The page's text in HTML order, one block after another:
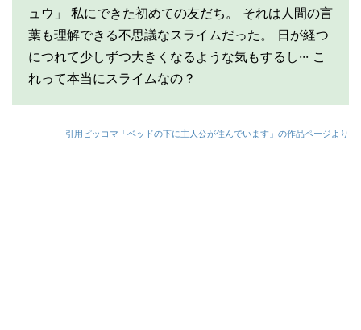
ュウ」 私にできた初めての友だち。 それは人間の言
葉も理解できる不思議なスライムだった。 日が経つ
につれて少しずつ大きくなるような気もするし··· こ
れって本当にスライムなの？
引 用 ピッコマ「ベッドの下に主人公が住んでいます 」の作品ページより